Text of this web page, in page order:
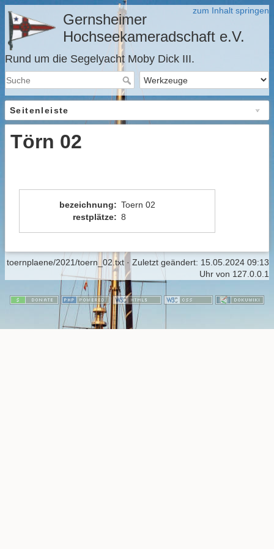
zum Inhalt springen
Gernsheimer
Hochseekameradschaft e.V.
Rund um die Segelyacht Moby Dick III.
Seitenleiste
Törn 02
bezeichnung: Toern 02
restplätze: 8
toernplaene/2021/toern_02.txt · Zuletzt geändert: 15.05.2024 09:13
Uhr von 127.0.0.1